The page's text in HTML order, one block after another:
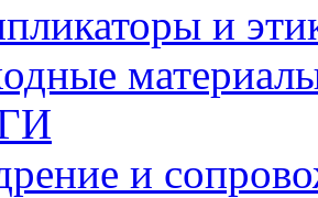
и
и